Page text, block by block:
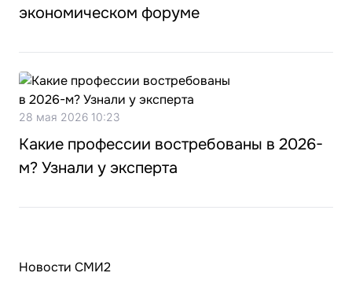
экономическом форуме
28 мая 2026 10:23
Какие профессии востребованы в 2026-
м? Узнали у эксперта
Новости СМИ2